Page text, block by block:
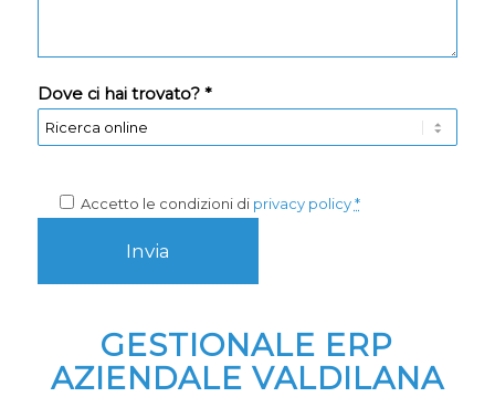
Dove ci hai trovato? *
Accetto le condizioni di privacy policy *
GESTIONALE ERP
AZIENDALE VALDILANA